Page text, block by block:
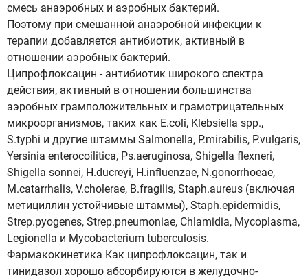
смесь анаэробных и аэробных бактерий.
Поэтому при смешанной анаэробной инфекции к
терапии добавляется антибиотик, активный в
отношении аэробных бактерий.
Ципрофлоксацин - антибиотик широкого спектра
действия, активный в отношении большинства
аэробных грамположительных и грамотрицательных
микроорганизмов, таких как E.coli, Klebsiella spp.,
S.typhi и другие штаммы Salmonella, P.mirabilis, P.vulgaris,
Yersinia enterocoilitica, Ps.aeruginosa, Shigella flexneri,
Shigella sonnei, H.ducreyi, H.influenzae, N.gonorrhoeae,
M.catarrhalis, V.cholerae, B.fragilis, Staph.aureus (включая
метициллин устойчивые штаммы), Staph.epidermidis,
Strep.pyogenes, Strep.pneumoniae, Chlamidia, Mycoplasma,
Legionella и Mycobacterium tuberculosis.
Фармакокинетика Как ципрофлоксацин, так и
тинидазол хорошо абсорбируются в желудочно-